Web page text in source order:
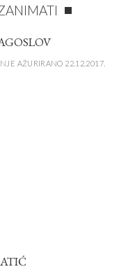
AŽURIRANO 22.12.2017.